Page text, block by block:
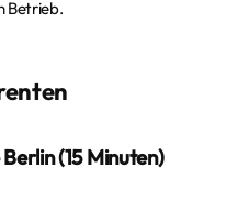
Betrieb.
(15 Minuten)